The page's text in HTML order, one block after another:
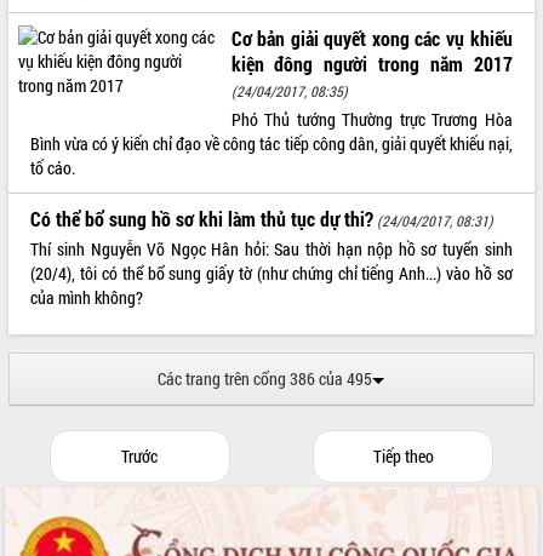
Cơ bản giải quyết xong các vụ khiếu
kiện đông người trong năm 2017
(24/04/2017, 08:35)
Phó Thủ tướng Thường trực Trương Hòa
Bình vừa có ý kiến chỉ đạo về công tác tiếp công dân, giải quyết khiếu nại,
tố cáo.
Có thể bổ sung hồ sơ khi làm thủ tục dự thi? (24/04/2017, 08:31)
Thí sinh Nguyễn Võ Ngọc Hân hỏi: Sau thời hạn nộp hồ sơ tuyển sinh
(20/4), tôi có thể bổ sung giấy tờ (như chứng chỉ tiếng Anh...) vào hồ sơ
của mình không?
Các trang trên cổng 386 của 495
Trước Tiếp theo